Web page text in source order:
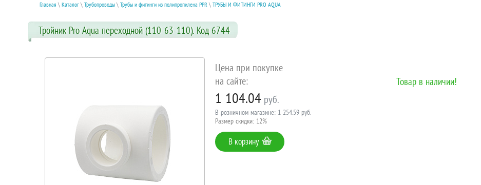
Главная \ Каталог \ Трубопроводы \ Трубы и фитинги из полипропилена PPR \ ТРУБЫ И ФИТИНГИ PRO AQUA
Тройник Pro Aqua переходной (110-63-110). Код 6744
Товар в наличии!
Цена при покупке
на сайте:
1 104.04 руб.
В розничном магазине: 1 254.59 руб.
Размер скидки: 12%
В корзину